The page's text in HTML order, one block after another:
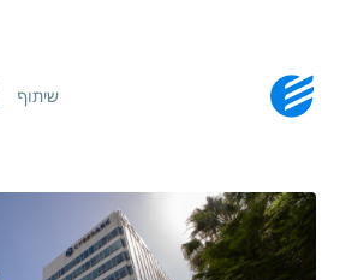
שיתוף